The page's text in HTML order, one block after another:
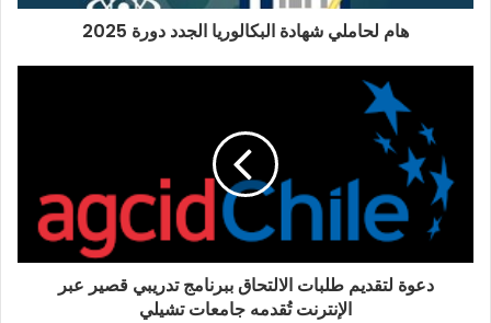
هام لحاملي شهادة البكالوريا الجدد دورة 2025
دعوة لتقديم طلبات الالتحاق ببرنامج تدريبي قصير عبر
الإنترنت تُقدمه جامعات تشيلي